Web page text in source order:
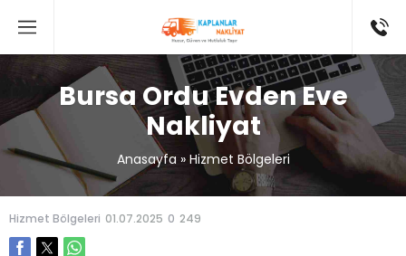
Bursa Ordu Evden Eve
Nakliyat
Anasayfa» Hizmet Bölgeleri
Hizmet Bölgeleri 01.07.2025 0 249